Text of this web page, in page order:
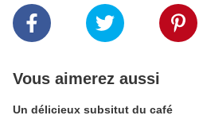
Vous aimerez aussi
Un délicieux subsitut du café